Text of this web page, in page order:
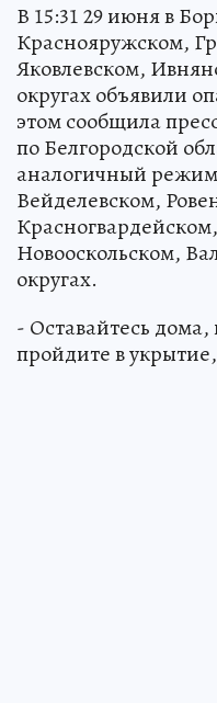
В 15:31 29 июня в
Краснояружском,
Яковлевском,
округах объявили
этом сообщила
по Белгородской
аналогичный
Вейделевском,
Новооскольском,
округах.
- Оставайтесь
пройдите в